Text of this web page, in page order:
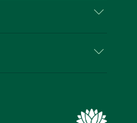
NSW) 미디